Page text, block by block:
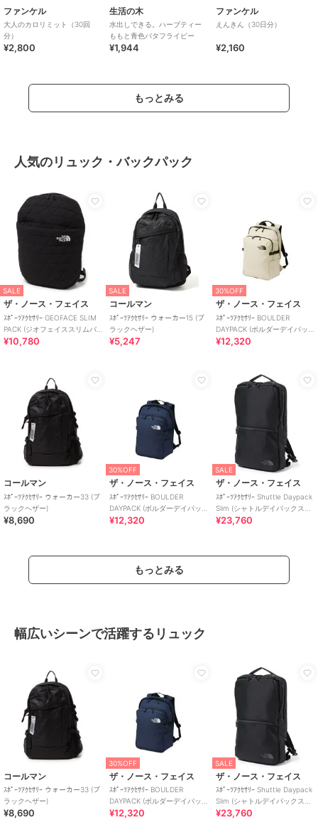
ファンケル
大人のカロリミット（30回
分）
¥2,800
生活の木
水出しできる。ハーブティー
ももと青色バタフライピー
¥1,944
ファンケル
えんきん（30日分）
¥2,160
もっとみる
人気のリュック・バックパック
SALE
ザ・ノース・フェイス
ｽﾎﾟｰﾂｱｸｾｻﾘｰ GEOFACE SLIM
PACK (ジオフェイススリムパ
ック)
¥10,780
SALE
コールマン
ｽﾎﾟｰﾂｱｸｾｻﾘｰ ウォーカー15 (ブ
ラックヘザー)
¥5,247
30%OFF
ザ・ノース・フェイス
ｽﾎﾟｰﾂｱｸｾｻﾘｰ BOULDER
DAYPACK (ボルダーデイパッ
ク)
¥12,320
コールマン
ｽﾎﾟｰﾂｱｸｾｻﾘｰ ウォーカー33 (ブ
ラックヘザー)
¥8,690
30%OFF
ザ・ノース・フェイス
ｽﾎﾟｰﾂｱｸｾｻﾘｰ BOULDER
DAYPACK (ボルダーデイパッ
ク)
¥12,320
SALE
ザ・ノース・フェイス
ｽﾎﾟｰﾂｱｸｾｻﾘｰ Shuttle Daypack
Slim (シャトルデイパックスリ
ム)
¥23,760
もっとみる
幅広いシーンで活躍するリュック
コールマン
ｽﾎﾟｰﾂｱｸｾｻﾘｰ ウォーカー33 (ブ
ラックヘザー)
¥8,690
30%OFF
ザ・ノース・フェイス
ｽﾎﾟｰﾂｱｸｾｻﾘｰ BOULDER
DAYPACK (ボルダーデイパッ
ク)
¥12,320
SALE
ザ・ノース・フェイス
ｽﾎﾟｰﾂｱｸｾｻﾘｰ Shuttle Daypack
Slim (シャトルデイパックスリ
ム)
¥23,760